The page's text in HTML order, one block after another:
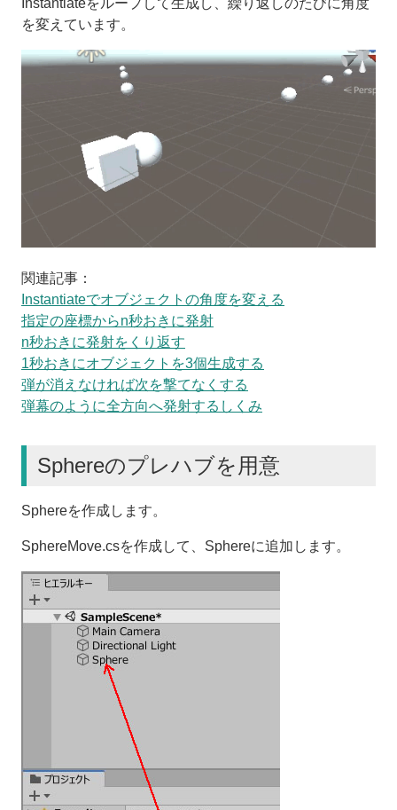
Instantiateをループして生成し、繰り返しのたびに角度
を変えています。
関連記事：
Instantiateでオブジェクトの角度を変える
指定の座標からn秒おきに発射
n秒おきに発射をくり返す
1秒おきにオブジェクトを3個生成する
弾が消えなければ次を撃てなくする
弾幕のように全方向へ発射するしくみ
Sphereのプレハブを用意
Sphereを作成します。
SphereMove.csを作成して、Sphereに追加します。